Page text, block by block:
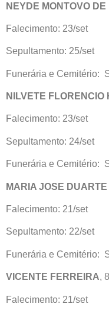
NEYDE MONTOVO DE
Falecimento: 23/set
Sepultamento: 25/set
Funerária e Cemitério:
NILVETE FLORENCIO
Falecimento: 23/set
Sepultamento: 24/set
Funerária e Cemitério:
MARIA JOSE DUARTE
Falecimento: 21/set
Sepultamento: 22/set
Funerária e Cemitério:
VICENTE FERREIRA,
Falecimento: 21/set